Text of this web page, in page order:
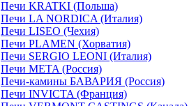
Печи KRATKI (Польша)
Печи LA NORDICA (Италия)
Печи LISEO (Чехия)
Печи PLAMEN (Хорватия)
Печи SERGIO LEONI (Италия)
Печи META (Россия)
Печи-камины БАВАРИЯ (Россия)
Печи INVICTA (Франция)